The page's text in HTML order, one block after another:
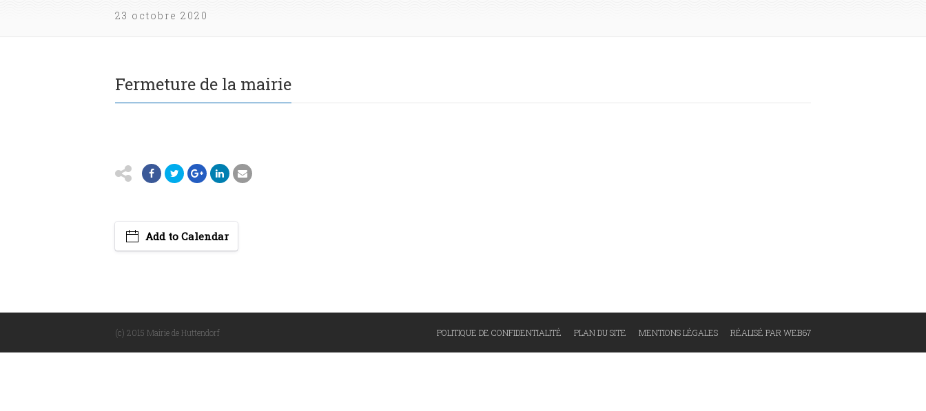
23 octobre 2020
Fermeture de la mairie
Add to Calendar
(c) 2015 Mairie de Huttendorf POLITIQUE DE CONFIDENTIALITÉ PLAN DU SITE MENTIONS LÉGALES RÉALISÉ PAR WEB67